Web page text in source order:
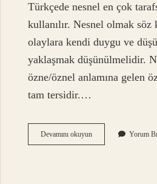
Türkçede nesnel en çok
kullanılır. Nesnel olmak söz
olaylara kendi duygu ve
yaklaşmak düşünülmelidir.
özne/öznel anlamına gelen
tam tersidir.…
Devamını okuyunObjektif
Yaklaşım
Yorum